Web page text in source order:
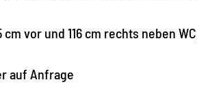
vor und 116 cm rechts neben
auf Anfrage